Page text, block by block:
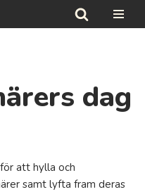
dag
att hylla och
samt lyfta fram deras